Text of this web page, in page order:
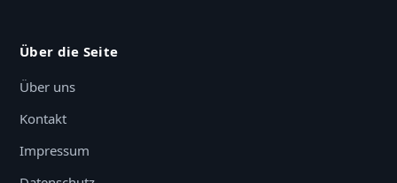
Über die Seite
Über uns
Kontakt
Impressum